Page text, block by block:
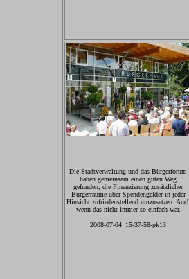
Die Stadtverwaltung und das Bürgerforum
haben gemeinsam einen guten Weg
gefunden, die Finanzierung zusätzlicher
Bürgerräume über Spendengelder in jeder
Hinsicht zufriedenstellend umzusetzen.
wenn das nicht immer so einfach war.
2008-07-04_15-37-58-pk13